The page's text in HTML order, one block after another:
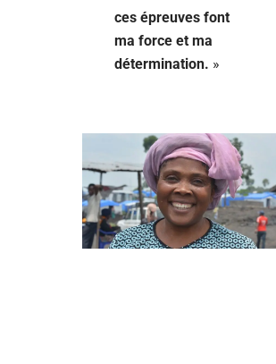
ces épreuves font
ma force et ma
détermination. »